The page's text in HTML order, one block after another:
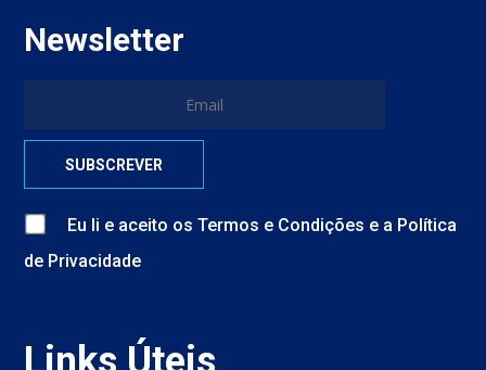
Newsletter
Eu li e aceito osTermos e Condições e a Política
de Privacidade